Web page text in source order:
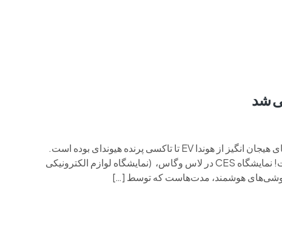
نمایشگاه Consumer Electronics میزبان انواع مختلفی از رونمایی های هیجان انگیز از هوندا EV تا تاکسی پرنده هیوندای بوده است.
اولین نمایشگاه اتومبیل در سال 2024 اصلاً یک نمایشگاه اتومبیل نیست! نمایشگاه CES در لاس وگاس، (نمایشگاه لوازم الکترونیکی
گوشی‌های هوشمند، مدت‌هاست که توسط […]